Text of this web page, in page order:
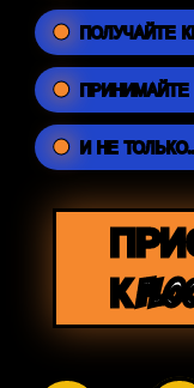
ПОЛУЧАЙТЕ
И НЕ
К